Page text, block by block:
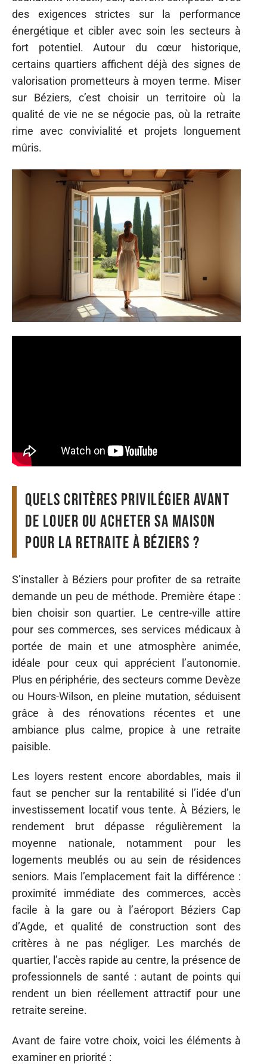
des exigences strictes sur la performance
énergétique et cibler avec soin les secteurs à
fort potentiel. Autour du cœur historique,
certains quartiers affichent déjà des signes de
valorisation prometteurs à moyen terme. Miser
sur Béziers, c’est choisir un territoire où la
qualité de vie ne se négocie pas, où la retraite
rime avec convivialité et projets longuement
mûris.
Quels critères privilégier avant
de louer ou acheter sa maison
pour la retraite à Béziers ?
S’installer à Béziers pour profiter de sa retraite
demande un peu de méthode. Première étape :
bien choisir son quartier. Le centre-ville attire
pour ses commerces, ses services médicaux à
portée de main et une atmosphère animée,
idéale pour ceux qui apprécient l’autonomie.
Plus en périphérie, des secteurs comme Devèze
ou Hours-Wilson, en pleine mutation, séduisent
grâce à des rénovations récentes et une
ambiance plus calme, propice à une retraite
paisible.
Les loyers restent encore abordables, mais il
faut se pencher sur la rentabilité si l’idée d’un
investissement locatif vous tente. À Béziers, le
rendement brut dépasse régulièrement la
moyenne nationale, notamment pour les
logements meublés ou au sein de résidences
seniors. Mais l’emplacement fait la différence :
proximité immédiate des commerces, accès
facile à la gare ou à l’aéroport Béziers Cap
d’Agde, et qualité de construction sont des
critères à ne pas négliger. Les marchés de
quartier, l’accès rapide au centre, la présence de
professionnels de santé : autant de points qui
rendent un bien réellement attractif pour une
retraite sereine.
Avant de faire votre choix, voici les éléments à
examiner en priorité :